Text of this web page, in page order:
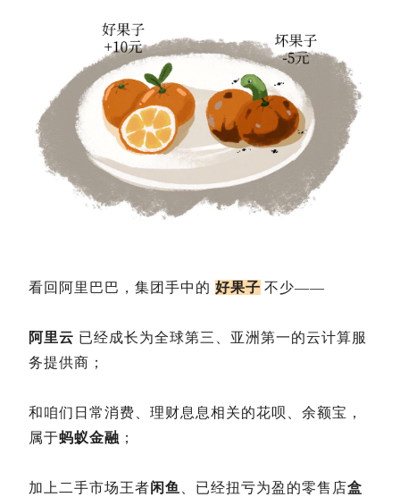
看回阿里巴巴，集团手中的 好果子 不少——
阿里云 已经成长为全球第三、亚洲第一的云计算服
务提供商；
和咱们日常消费、理财息息相关的花呗、余额宝，
属于蚂蚁金融 ；
加上二手市场王者闲鱼 、已经扭亏为盈的零售店盒